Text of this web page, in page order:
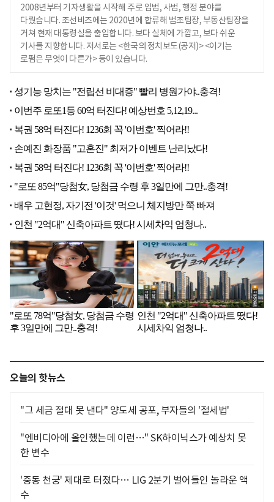
2008년부터 기자생활을 시작해 주로 입법, 사법, 행정 분야를
다뤘습니다. 조선비즈에는 2020년에 합류해 법조팀장, 부동산팀장을
거쳐 현재 대통령실을 출입합니다. 보다 실체에 가깝고, 보다 쉬운
기사를 지향합니다. 저서로는 <한국의 정치보도(공저)> <이기는
로펌은 무엇이 다른가> 등이 있습니다.
오늘의 핫뉴스
"그 세금 절대 못 낸다" 양도세 공포, 부자들의 '절세법'
"엔비디아에 올인했는데 이런…" SK하이닉스가 예상치 못
한 변수
'중동 천궁' 제대로 터졌다… LIG 2분기 벌어들인 놀라운 액
수